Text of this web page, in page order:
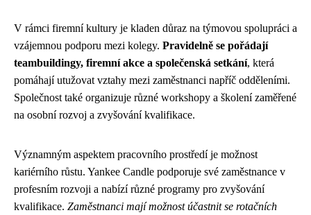
V rámci firemní kultury je kladen důraz na týmovou spolupráci a
vzájemnou podporu mezi kolegy. Pravidelně se pořádají
teambuildingy, firemní akce a společenská setkání, která
pomáhají utužovat vztahy mezi zaměstnanci napříč odděleními.
Společnost také organizuje různé workshopy a školení zaměřené
na osobní rozvoj a zvyšování kvalifikace.
Významným aspektem pracovního prostředí je možnost
kariérního růstu. Yankee Candle podporuje své zaměstnance v
profesním rozvoji a nabízí různé programy pro zvyšování
kvalifikace. Zaměstnanci mají možnost účastnit se rotačních